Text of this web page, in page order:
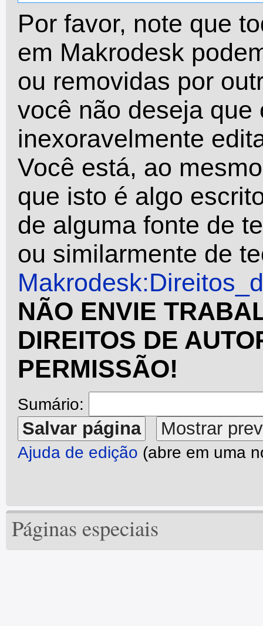
Por favor, note que
em Makrodesk
ou removidas por
você não deseja que
inexoravelmente
Você está, ao
que isto é algo
de alguma fonte de
ou similarmente de
NÃO ENVIE
DIREITOS DE
PERMISSÃO!
Sumário:
Ajuda de edição (abre em uma
Páginas especiais